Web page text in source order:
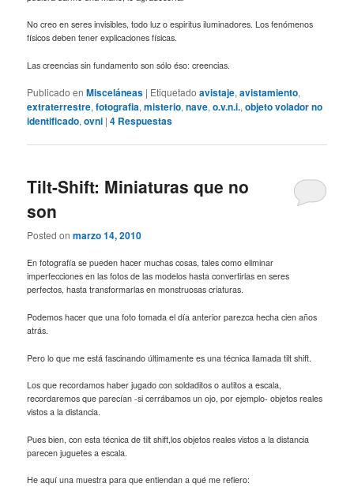
No creo en seres invisibles, todo luz o espiritus iluminadores. Los fenómenos
físicos deben tener explicaciones físicas.
Las creencias sin fundamento son sólo éso: creencias.
Publicado en Misceláneas | Etiquetado avistaje,avistamiento,
extraterrestre,fotografia,misterio,nave,o.v.n.i.,objeto volador no
identificado,ovni |4 Respuestas
Tilt-Shift: Miniaturas que no
son
Posted onmarzo 14, 2010
En fotografía se pueden hacer muchas cosas, tales como eliminar
imperfecciones en las fotos de las modelos hasta convertirlas en seres
perfectos, hasta transformarlas en monstruosas criaturas.
Podemos hacer que una foto tomada el día anterior parezca hecha cien años
atrás.
Pero lo que me está fascinando últimamente es una técnica llamada tilt shift.
Los que recordamos haber jugado con soldaditos o autitos a escala,
recordaremos que parecían -si cerrábamos un ojo, por ejemplo- objetos reales
vistos a la distancia.
Pues bien, con esta técnica de tilt shift,los objetos reales vistos a la distancia
parecen juguetes a escala.
He aquí una muestra para que entiendan a qué me refiero: